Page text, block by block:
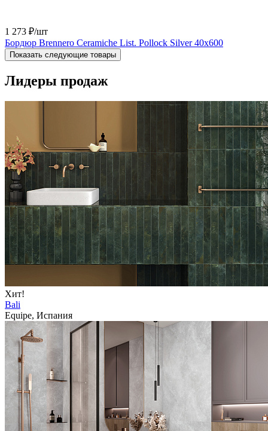
1 273 ₽/шт
Бордюр Brennero Ceramiche List. Pollock Silver 40x600
Показать следующие товары
Лидеры продаж
Хит!
Bali
Equipe, Испания